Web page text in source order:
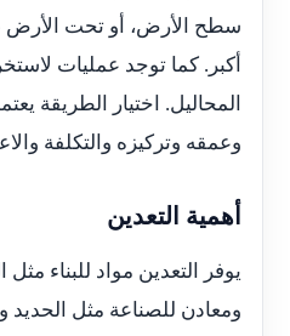
سطح الأرض، أو تحت الأرض
أكبر. كما توجد عمليات
المحاليل. اختيار الطريقة
وعمقه وتركيزه والتكلفة
أهمية التعدين
يوفر التعدين مواد للبناء
ومعادن للصناعة مثل الحديد